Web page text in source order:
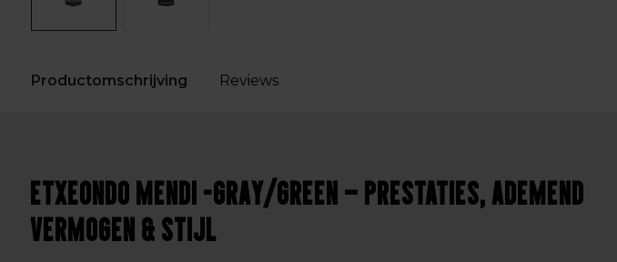
Productomschrijving Reviews
Etxeondo Mendi -Gray/Green – Prestaties, Ademend
Vermogen & Stijl